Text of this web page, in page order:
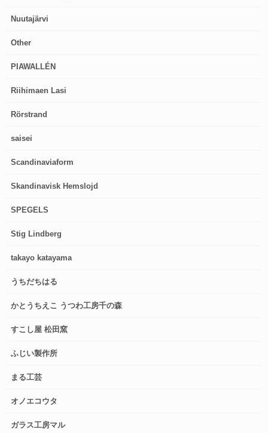
Nuutajärvi
Other
PIAWALLÉN
Riihimaen Lasi
Rörstrand
saisei
Scandinaviaform
Skandinavisk Hemslojd
SPEGELS
Stig Lindberg
takayo katayama
うちだちはる
かとうちえこ うつわ工房千の森
すこし屋 松田窯
ふじい製作所
まる工芸
オノエコウタ
ガラス工房マル